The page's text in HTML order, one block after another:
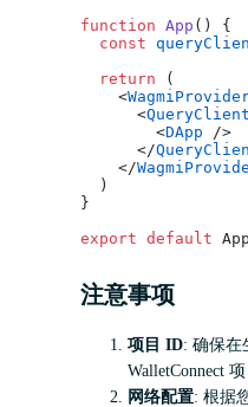
function App () {
  const
  return
(
    <
      <
        <
DApp />
      </
    </
  )
}
export default App
注意事项
项目 ID: 确保在
WalletConnect
网络配置: 根据